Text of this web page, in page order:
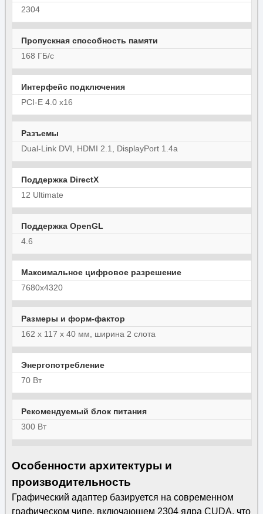
2304
Пропускная способность памяти
168 ГБ/с
Интерфейс подключения
PCI-E 4.0 x16
Разъемы
Dual-Link DVI, HDMI 2.1, DisplayPort 1.4a
Поддержка DirectX
12 Ultimate
Поддержка OpenGL
4.6
Максимальное цифровое разрешение
7680x4320
Размеры и форм-фактор
162 x 117 x 40 мм, ширина 2 слота
Энергопотребление
70 Вт
Рекомендуемый блок питания
300 Вт
Особенности архитектуры и
производительность
Графический адаптер базируется на современном
графическом чипе, включающем 2304 ядра CUDA, что